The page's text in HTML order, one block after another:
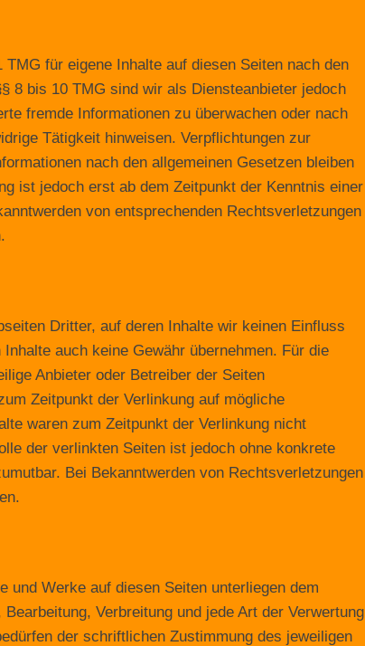
für eigene Inhalte auf diesen Seiten nach den
8 bis 10 TMG sind wir als Diensteanbieter jedoch
fremde Informationen zu überwachen oder nach
Tätigkeit hinweisen. Verpflichtungen zur
nach den allgemeinen Gesetzen bleiben
ist jedoch erst ab dem Zeitpunkt der Kenntnis einer
von entsprechenden Rechtsverletzungen
Dritter, auf deren Inhalte wir keinen Einfluss
auch keine Gewähr übernehmen. Für die
Anbieter oder Betreiber der Seiten
Zeitpunkt der Verlinkung auf mögliche
waren zum Zeitpunkt der Verlinkung nicht
der verlinkten Seiten ist jedoch ohne konkrete
Bei Bekanntwerden von Rechtsverletzungen
und Werke auf diesen Seiten unterliegen dem
Verbreitung und jede Art der Verwertung
der schriftlichen Zustimmung des jeweiligen